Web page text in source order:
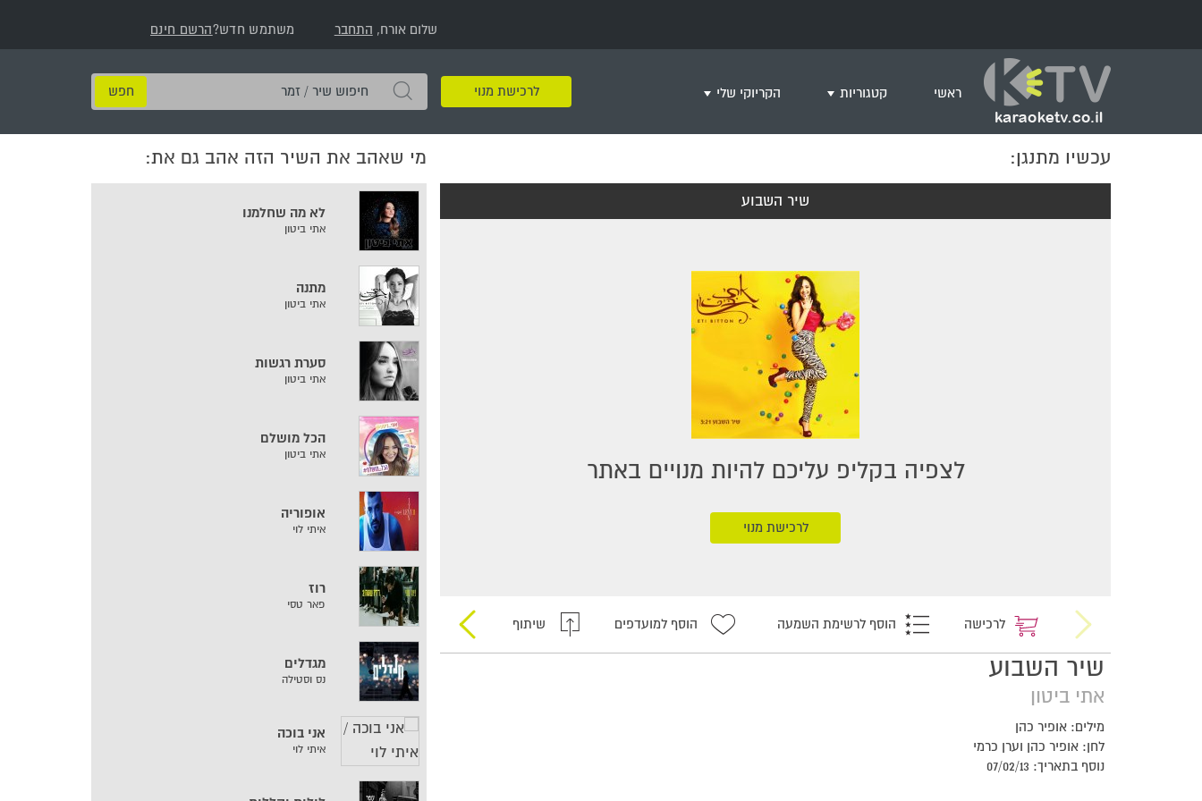
שלום אורח, התחבר משתמש חדש?הרשם חינם
ראשי קטגוריות
שירי רוק/פופ
היפ הופ
English songs
שירי ארץ ישראל
שירי אירוויזיון
שירי יום הזיכרון
שירי ילדים
הקריוקי שלי
+ צור רשימת השמעה חדשה
לרכישת מנוי
חיפוש
שיר
/
זמר
עכשיו מתנגן:
שיר השבוע
לצפיה בקליפ עליכם להיות מנויים באתר
לרכישת מנוי
לרכישה הוסף לרשימת השמעה הוסף למועדפים שיתוף
שיר השבוע
אתי ביטון
מילים: אופיר כהן
לחן: אופיר כהן וערן כרמי
נוסף בתאריך: 07/02/13
מי שאהב את השיר הזה אהב גם את:
לא מה שחלמנו
אתי ביטון
מתנה
אתי ביטון
סערת רגשות
אתי ביטון
הכל מושלם
אתי ביטון
אופוריה
איתי לוי
רוז
פאר טסי
מגדלים
נס וסטילה
אני בוכה
איתי לוי